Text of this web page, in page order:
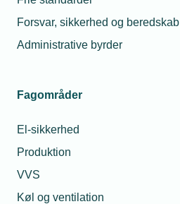
Forsvar, sikkerhed og beredskab
Administrative byrder
Fagområder
El-sikkerhed
Produktion
VVS
Køl og ventilation